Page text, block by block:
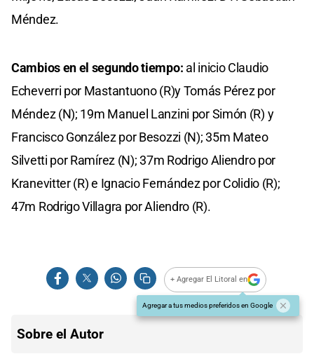
Méndez.
Cambios en el segundo tiempo: al inicio Claudio
Echeverri por Mastantuono (R)y Tomás Pérez por
Méndez (N); 19m Manuel Lanzini por Simón (R) y
Francisco González por Besozzi (N); 35m Mateo
Silvetti por Ramírez (N); 37m Rodrigo Aliendro por
Kranevitter (R) e Ignacio Fernández por Colidio (R);
47m Rodrigo Villagra por Aliendro (R).
+ Agregar El Litoral en
Agregar a tus medios preferidos en Google
Sobre el Autor